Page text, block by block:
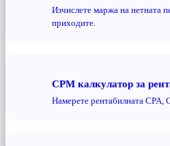
Изчислете маржа на нетната
приходите.
CPM калкулатор за
Намерете рентабилната CPA,